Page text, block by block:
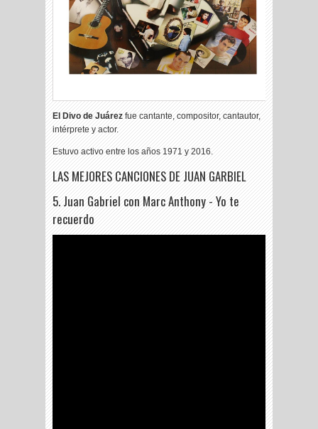
El Divo de Juárezfue cantante, compositor, cantautor,
intérprete y actor.
Estuvo activo entre los años 1971 y 2016.
LAS MEJORES CANCIONES DE JUAN GARBIEL
5. Juan Gabriel con Marc Anthony - Yo te
recuerdo